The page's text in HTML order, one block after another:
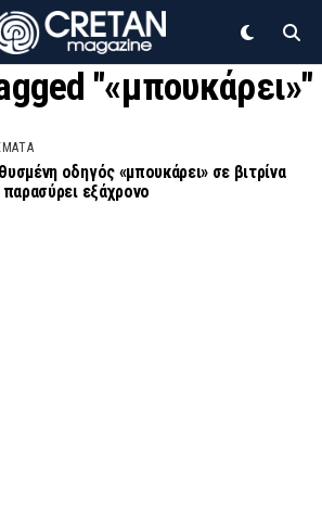
"«μπουκάρει»"
οδηγός «μπουκάρει» σε βιτρίνα
παρασύρει εξάχρονο